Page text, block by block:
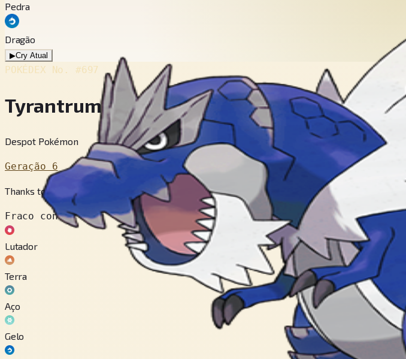
Pedra
Dragão
▶Cry Atual
POKÉDEX No. #697
Tyrantrum
Despot Pokémon
Geração 6
Thanks to its gargantuan jaws, which could shred thick metal plates as if they were paper, it
Fraco contra
Lutador
Terra
Aço
Gelo